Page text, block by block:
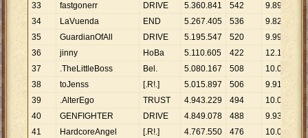
33
fastgonerr DRIVE 5.360.841 542 9.891
34
LaVuenda END 5.267.405 536 9.827
35
GuardianOfAll DRIVE 5.195.547 520 9.991
36
jinny HoBa 5.110.605 422 12.110
37
.TheLittleBoss Bel. 5.080.167 508 10.000
38
toJenss [.R!.] 5.015.897 506 9.913
39
.AlterEgo TRUST 4.943.229 494 10.007
40
GENFIGHTER DRIVE 4.849.078 488 9.937
41
HardcoreAngel [.R!.] 4.767.550 476 10.016